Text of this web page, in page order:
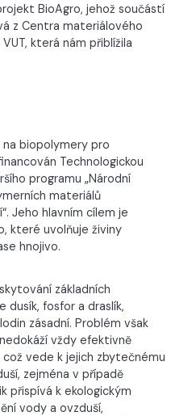
BioAgro, jehož součástí
z Centra materiálového
která nám přiblížila
na biopolymery pro
Technologickou
programu „Národní
materiálů
Jeho hlavním cílem je
které uvolňuje živiny
hnojivo.
základních
dusík, fosfor a draslík,
zásadní. Problém však
vždy efektivně
vede k jejich zbytečnému
zejména v případě
přispívá k ekologickým
vody a ovzduší,